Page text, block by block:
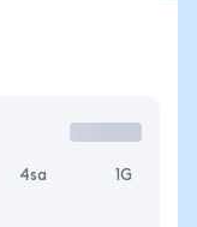
4sa 1G